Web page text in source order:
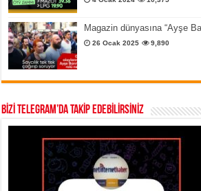
Magazin dünyasına “Ayşe
26 Ocak 2025 9,890
BİZİ TELEGRAM’DA TAKİP EDEBİLİRSİNİZ